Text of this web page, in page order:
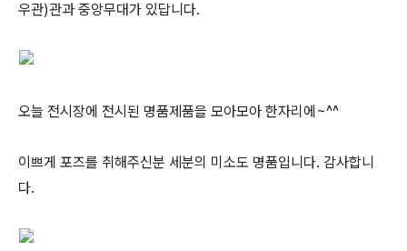
우관)관과 중앙무대가 있답니다.
오늘 전시장에 전시된 명품제품을 모아모아 한자리에~^^
이쁘게 포즈를 취해주신분 세분의 미소도 명품입니다. 감사합니
다.